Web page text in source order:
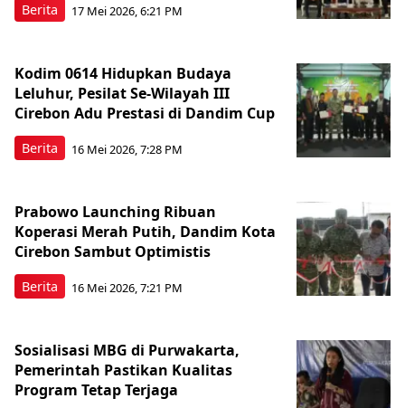
Berita 17 Mei 2026, 6:21 PM
Berita
Kodim 0614 Hidupkan Budaya
Leluhur, Pesilat Se-Wilayah III
Cirebon Adu Prestasi di Dandim Cup
16 Mei 2026, 7:28 PM
Berita
Prabowo Launching Ribuan
Koperasi Merah Putih, Dandim Kota
Cirebon Sambut Optimistis
16 Mei 2026, 7:21 PM
Sosialisasi MBG di Purwakarta,
Pemerintah Pastikan Kualitas
Program Tetap Terjaga